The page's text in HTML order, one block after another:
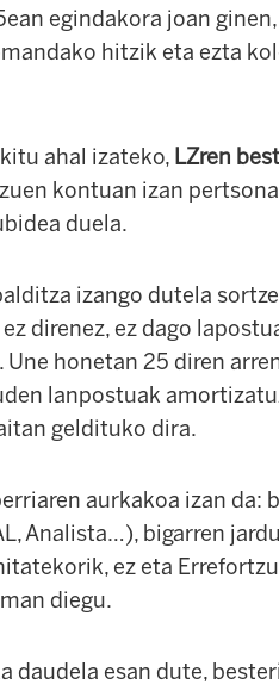
egindakora joan
hitzik eta ezta
ahal izateko, LZren
kontuan izan
duela.
izango dutela
direnez, ez dago
honetan 25 diren
lanpostuak
geldituko dira.
aurkakoa izan da:
Analista…), bigarren
ez eta
diegu.
daudela esan dute,